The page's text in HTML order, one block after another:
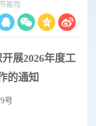
能司
展2026年度工
的通知
号